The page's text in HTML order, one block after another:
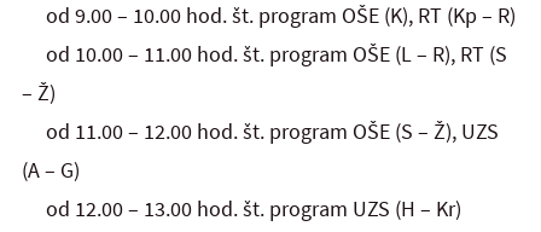
od 9.00 – 10.00 hod. št. program OŠE (K), RT (Kp – R)
od 10.00 – 11.00 hod. št. program OŠE (L – R), RT (S
– Ž)
od 11.00 – 12.00 hod. št. program OŠE (S – Ž), UZS
(A – G)
od 12.00 – 13.00 hod. št. program UZS (H – Kr)